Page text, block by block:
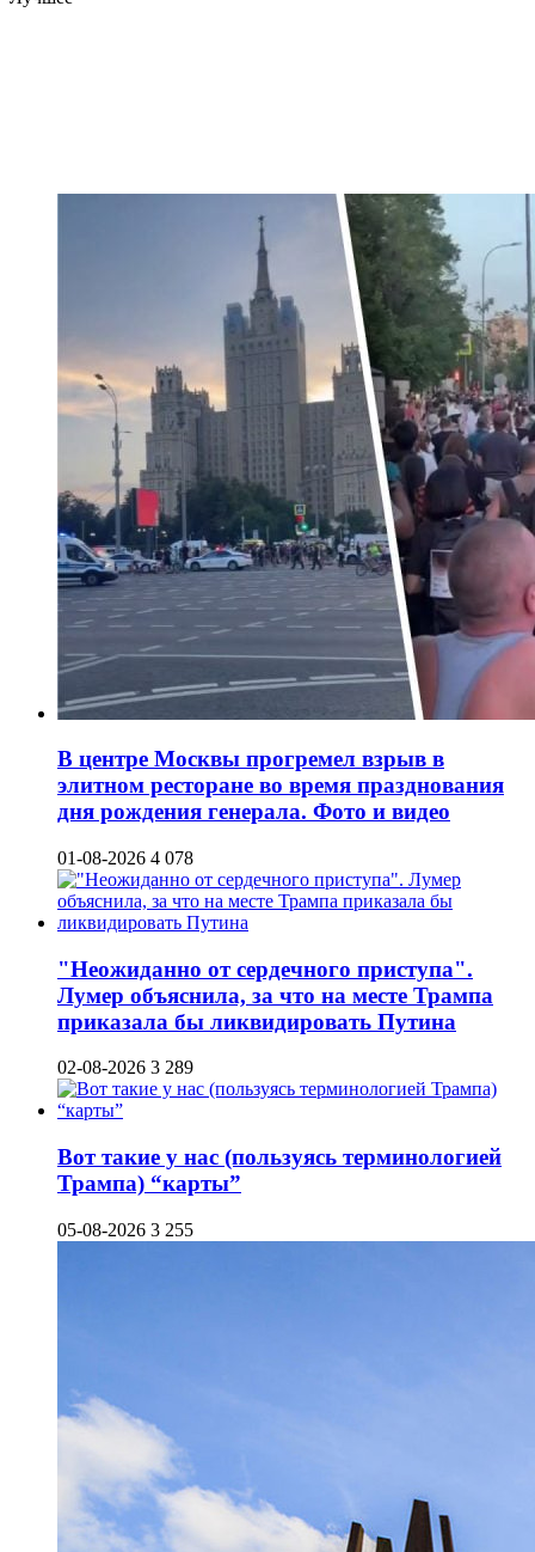
В центре Москвы прогремел взрыв в
элитном ресторане во время празднования
дня рождения генерала. Фото и видео
01-08-2026 4 078
"Неожиданно от сердечного приступа".
Лумер объяснила, за что на месте Трампа
приказала бы ликвидировать Путина
02-08-2026 3 289
Вот такие у нас (пользуясь терминологией
Трампа) “карты”
05-08-2026 3 255